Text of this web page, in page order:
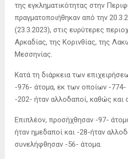
της εγκληματικότητας στην
πραγματοποιήθηκαν από την
(23.3.2023), στις ευρύτερες
Αρκαδίας, της Κορινθίας, της
Μεσσηνίας.
Κατά τη διάρκεια των
-976- άτομα, εκ των οποίων -774-
-202- ήταν αλλοδαποί, καθώς και
Επιπλέον, προσήχθησαν -97-
ήταν ημεδαποί και -28-ήταν
συνελήφθησαν -56- άτομα.